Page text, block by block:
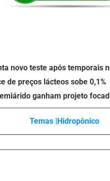
novo teste após temporais
de preços lácteos sobe 0,1%
ganham projeto
Temas |Hidropônico